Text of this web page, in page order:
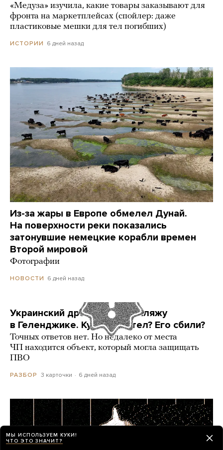
«Медуза» изучила, какие товары заказывают для
фронта на маркетплейсах (спойлер: даже
пластиковые мешки для тел погибших)
ИСТОРИИ 6 дней назад
Из-за жары в Европе обмелел Дунай.
На поверхности реки показались
затонувшие немецкие корабли времен
Второй мировой
Фотографии
НОВОСТИ 6 дней назад
Украинский дрон попал по пляжу
в Геленджике. Куда он летел? Его сбили?
Точных ответов нет. Но недалеко от места
ЧП находится объект, который могла защищать
ПВО
РАЗБОР 3 карточки 6 дней назад
МЫ ИСПОЛЬЗУЕМ КУКИ!
ЧТО ЭТО ЗНАЧИТ?